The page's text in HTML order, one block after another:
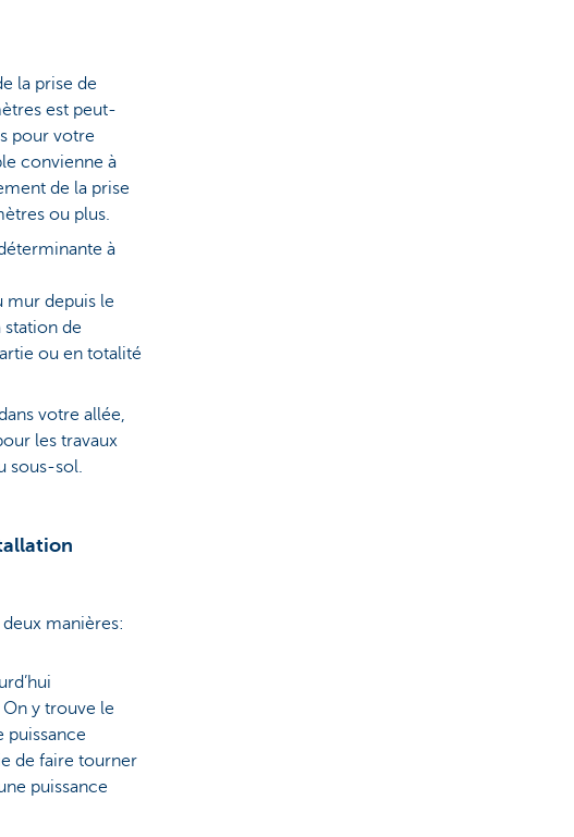
la prise de
est peut-
pour votre
convienne à
de la prise
ou plus.
à
mur depuis le
station de
ou en totalité
votre allée,
les travaux
sous-sol.
manières:
y trouve le
puissance
de faire tourner
puissance